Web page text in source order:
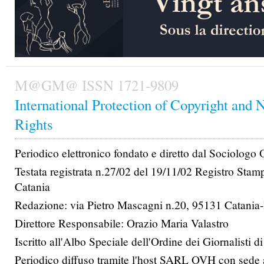
M@GM@ ISSN 1721-9809
International Protection of Copyright and
Rights
Periodico elettronico fondato e diretto dal Sociologo
Testata registrata n.27/02 del 19/11/02 Registro
Catania
Redazione: via Pietro Mascagni n.20, 95131
Direttore Responsabile: Orazio Maria Valastro
Iscritto all'Albo Speciale dell'Ordine dei Giornalisti
Periodico diffuso tramite l'host SARL OVH con